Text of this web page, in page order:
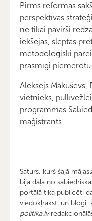
Pirms reformas
perspektīvas
ne tikai pavirši
iekšējas, slēptas
metodoloģiski
prasmīgi
Aleksejs
vietnieks,
programmas
maģistrants
Saturs, kurš šajā
bija daļa no
portālā tika publicēti
viedokļraksti un blogi,
politika.lv